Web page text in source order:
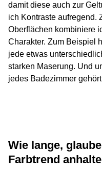
damit diese auch zur
ich Kontraste aufregend.
Oberflächen kombiniere
Charakter. Zum Beispiel
jede etwas
starken Maserung. Und
jedes Badezimmer
Wie lange,
Farbtrend